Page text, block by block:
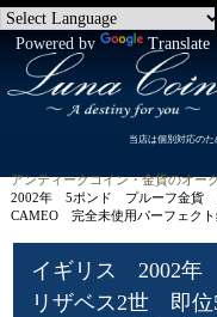
Powered by Translate
当店は個別対応の
アンティークコイン・金貨のオー
2002年 5ポンド プルーフ金貨
CAMEO 完全未使用パーフェクト
イギリス 2002
リザベス2世 即位